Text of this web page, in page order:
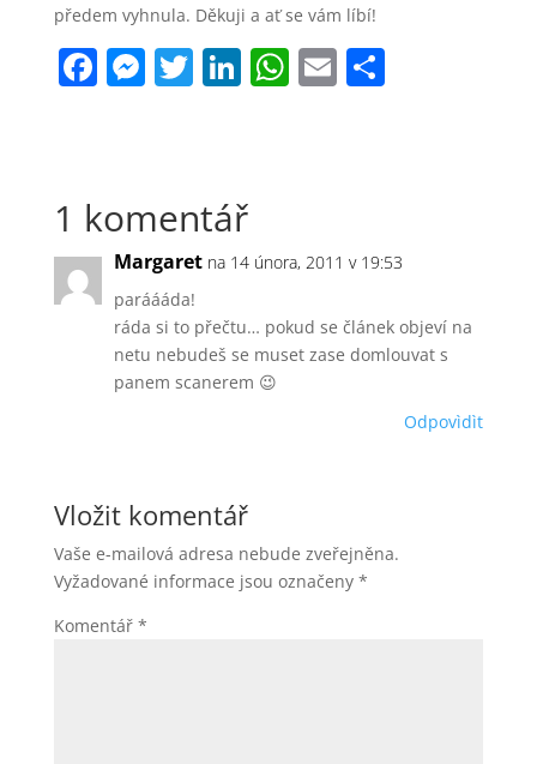
předem vyhnula. Děkuji a ať se vám líbí!
F
b
o
o
k
M
n
g
er
T Li
dI
n
W
p
E S
1 komentář
Margaret na 14 února, 2011 v 19:53
paráááda!
ráda si to přečtu… pokud se článek objeví na
netu nebudeš se muset zase domlouvat s
panem scanerem 😉
Odpovìdìt
Vložit komentář
Vaše e-mailová adresa nebude zveřejněna.
Vyžadované informace jsou označeny *
Komentář *